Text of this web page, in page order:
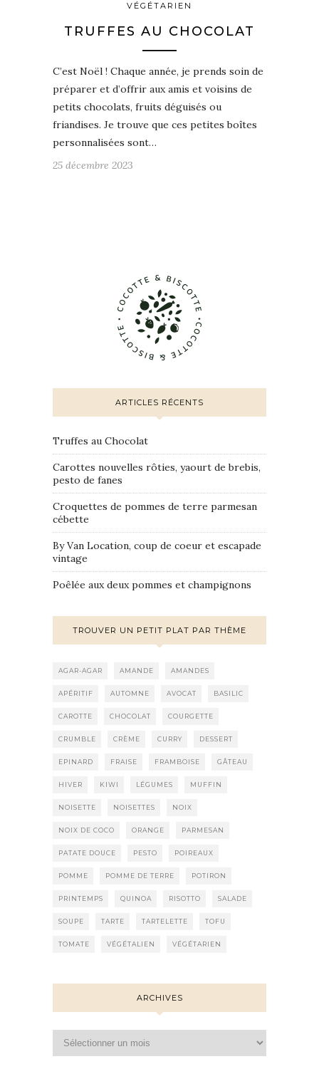
VÉGÉTARIEN
TRUFFES AU CHOCOLAT
C’est Noël ! Chaque année, je prends soin de
préparer et d’offrir aux amis et voisins de
petits chocolats, fruits déguisés ou
friandises. Je trouve que ces petites boîtes
personnalisées sont…
25 décembre 2023
ARTICLES RÉCENTS
Truffes au Chocolat
Carottes nouvelles rôties, yaourt de brebis,
pesto de fanes
Croquettes de pommes de terre parmesan
cébette
By Van Location, coup de coeur et escapade
vintage
Poêlée aux deux pommes et champignons
TROUVER UN PETIT PLAT PAR THÈME
AGAR-AGAR AMANDE AMANDES
APÉRITIF AUTOMNE AVOCAT BASILIC
CAROTTE CHOCOLAT COURGETTE
CRUMBLE CRÈME CURRY DESSERT
EPINARD FRAISE FRAMBOISE GÂTEAU
HIVER KIWI LÉGUMES MUFFIN
NOISETTE NOISETTES NOIX
NOIX DE COCO ORANGE PARMESAN
PATATE DOUCE PESTO POIREAUX
POMME POMME DE TERRE POTIRON
PRINTEMPS QUINOA RISOTTO SALADE
SOUPE TARTE TARTELETTE TOFU
TOMATE VÉGÉTALIEN VÉGÉTARIEN
ARCHIVES